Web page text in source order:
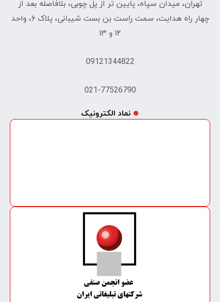
تهران، میدان سپاه، پایین تر از پل چوبی، بلافاصله بعد از
چهار راه هدایت، سمت راست بن بست شیبانی، پلاک ۶، واحد
۱۲ و ۱۳
09121344822
021-77526790
نماد الکترونیک